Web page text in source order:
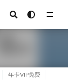
年卡VIP免费